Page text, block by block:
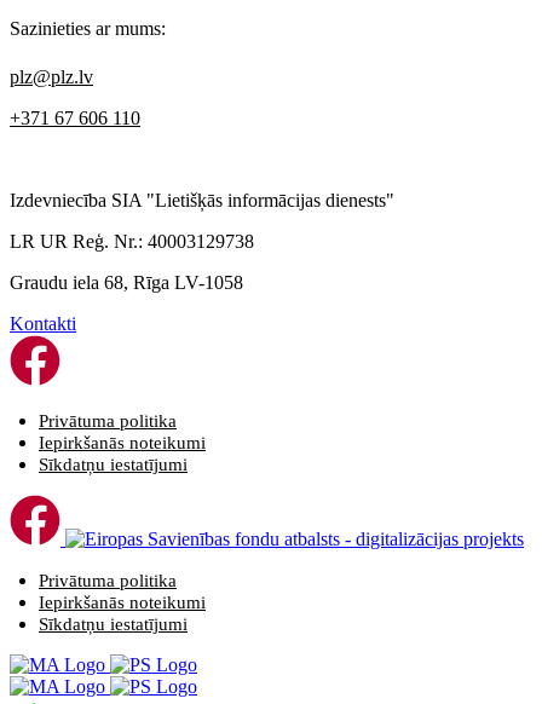
Sazinieties ar mums:
plz@plz.lv
+371 67 606 110
Izdevniecība SIA "Lietišķās informācijas dienests"
LR UR Reģ. Nr.: 40003129738
Graudu iela 68, Rīga LV-1058
Kontakti
Privātuma politika
Iepirkšanās noteikumi
Sīkdatņu iestatījumi
Privātuma politika
Iepirkšanās noteikumi
Sīkdatņu iestatījumi